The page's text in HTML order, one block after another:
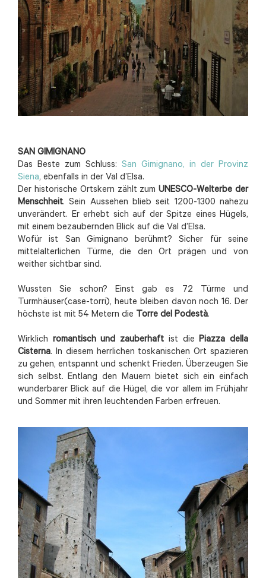
SAN GIMIGNANO
Das Beste zum Schluss: San Gimignano, in der Provinz
Siena, ebenfalls in der Val d’Elsa.
Der historische Ortskern zählt zumUNESCO-Welterbe der
Menschheit. Sein Aussehen blieb seit 1200-1300 nahezu
unverändert. Er erhebt sich auf der Spitze eines Hügels,
mit einem bezaubernden Blick auf die Val d’Elsa.
Wofür ist San Gimignano berühmt? Sicher für seine
mittelalterlichen Türme, die den Ort prägen und von
weither sichtbar sind.
Wussten Sie schon? Einst gab es 72 Türme und
Turmhäuser(case-torri), heute bleiben davon noch 16. Der
höchste ist mit 54 Metern die Torre del Podestà.
Wirklich romantisch und zauberhaft ist diePiazza della
Cisterna. In diesem herrlichen toskanischen Ort spazieren
zu gehen, entspannt und schenkt Frieden. Überzeugen Sie
sich selbst. Entlang den Mauern bietet sich ein einfach
wunderbarer Blick auf die Hügel, die vor allem im Frühjahr
und Sommer mit ihren leuchtenden Farben erfreuen.